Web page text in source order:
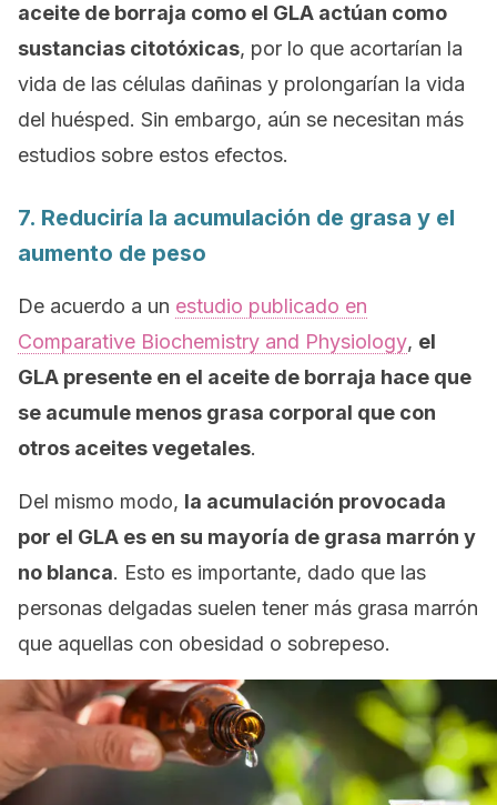
aceite de borraja como el GLA actúan como
sustancias citotóxicas, por lo que acortarían la
vida de las células dañinas y prolongarían la vida
del huésped. Sin embargo, aún se necesitan más
estudios sobre estos efectos.
7. Reduciría la acumulación de grasa y el
aumento de peso
De acuerdo a un estudio publicado en
Comparative Biochemistry and Physiology, el
GLA presente en el aceite de borraja hace que
se acumule menos grasa corporal que con
otros aceites vegetales.
Del mismo modo, la acumulación provocada
por el GLA es en su mayoría de grasa marrón y
no blanca. Esto es importante, dado que las
personas delgadas suelen tener más grasa marrón
que aquellas con obesidad o sobrepeso.